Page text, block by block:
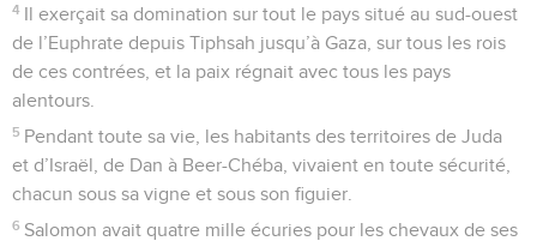
4 Il exerçait sa domination sur tout le pays situé au sud-ouest
de l’Euphrate depuis Tiphsah jusqu’à Gaza, sur tous les rois
de ces contrées, et la paix régnait avec tous les pays
alentours.
5 Pendant toute sa vie, les habitants des territoires de Juda
et d’Israël, de Dan à Beer-Chéba, vivaient en toute sécurité,
chacun sous sa vigne et sous son figuier.
6 Salomon avait quatre mille écuries pour les chevaux de ses